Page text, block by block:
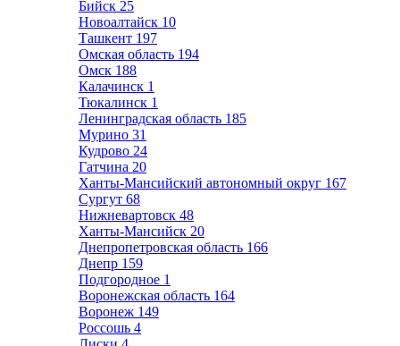
Бийск 25
Новоалтайск 10
Ташкент 197
Омская область 194
Омск 188
Калачинск 1
Тюкалинск 1
Ленинградская область 185
Мурино 31
Кудрово 24
Гатчина 20
Ханты-Мансийский автономный округ 167
Сургут 68
Нижневартовск 48
Ханты-Мансийск 20
Днепропетровская область 166
Днепр 159
Подгородное 1
Воронежская область 164
Воронеж 149
Россошь 4